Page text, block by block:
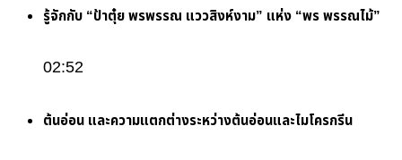
รู้จักกับ “ป้าตุ๋ย พรพรรณ แววสิงห์งาม” แห่ง “พร พรรณไม้”
02:52
ต้นอ่อน และความแตกต่างระหว่างต้นอ่อนและไมโครกรีน